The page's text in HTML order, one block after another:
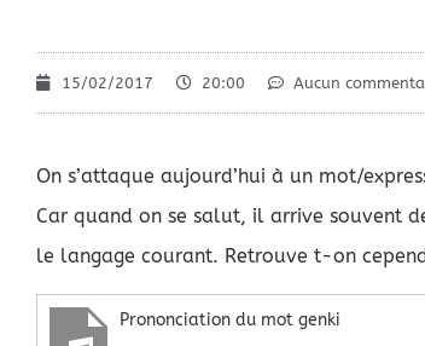
15/02/2017 20:00 Aucun
On s’attaque aujourd’hui à un mot/
Car quand on se salut, il arrive souvent
le langage courant. Retrouve t-on
Prononciation du mot genki